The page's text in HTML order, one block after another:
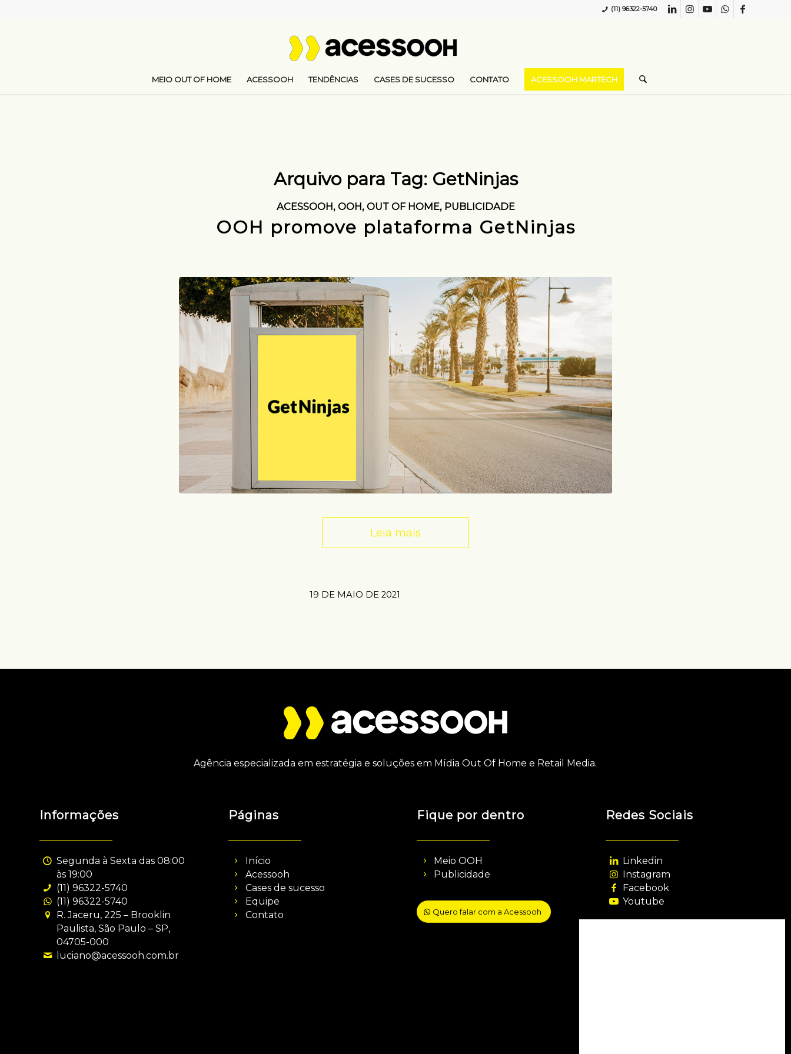
(11) 96322-5740
MEIO OUT OF HOME ACESSOOH TENDÊNCIAS CASES DE SUCESSO CONTATO ACESSOOH MARTECH
Arquivo para Tag: GetNinjas
ACESSOOH, OOH, OUT OF HOME, PUBLICIDADE
OOH promove plataforma GetNinjas
Leia mais
19 DE MAIO DE 2021
Agência especializada em estratégia e soluções em Mídia Out Of Home e Retail Media.
Informações
Segunda à Sexta das 08:00
às 19:00
(11) 96322-5740
(11) 96322-5740
R. Jaceru, 225 – Brooklin
Paulista, São Paulo – SP,
04705-000
luciano@acessooh.com.br
Páginas
Início
Acessooh
Cases de sucesso
Equipe
Contato
Fique por dentro
Meio OOH
Publicidade
Quero falar com a Acessooh
Redes Sociais
Linkedin
Instagram
Facebook
Youtube